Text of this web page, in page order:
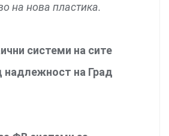
на нова пластика.
системи на сите
надлежност на Град